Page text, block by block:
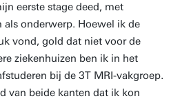
eerste stage deed, met
onderwerp. Hoewel ik de
vond, gold dat niet voor de
ziekenhuizen ben ik in het
bij de 3T MRI-vakgroep.
van beide kanten dat ik kon